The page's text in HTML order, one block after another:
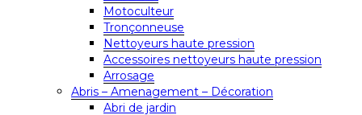
Motoculteur
Tronçonneuse
Nettoyeurs haute pression
Accessoires nettoyeurs haute pression
Arrosage
Abris – Amenagement – Décoration
Abri de jardin